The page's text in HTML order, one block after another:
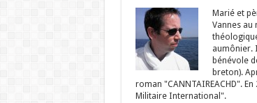
Marié et
Vannes au
aumônier.
bénévole
breton).
roman "CANNTAIREACHD".
Militaire International".